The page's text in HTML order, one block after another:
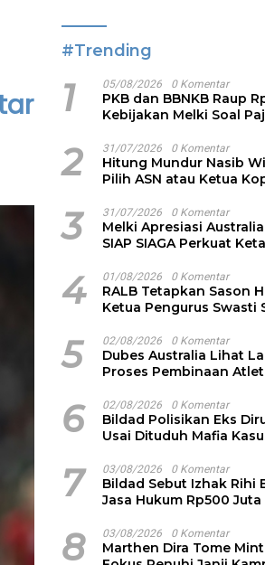
#Trending
1 05/08/2026 0 Komentar
PKB dan BBNKB Raup
Kebijakan Melki Soal
2 31/07/2026 0 Komentar
Hitung Mundur Nasib
Pilih ASN atau Ketua
3 31/07/2026 0 Komentar
Melki Apresiasi
SIAP SIAGA Perkuat
4 01/08/2026 0 Komentar
RALB Tetapkan Sason
Ketua Pengurus Swasti
5 02/08/2026 0 Komentar
Dubes Australia Lihat
Proses Pembinaan
6 02/08/2026 0 Komentar
Bildad Polisikan Eks
Usai Dituduh Mafia
7 03/08/2026 0 Komentar
Bildad Sebut Izhak Rihi
Jasa Hukum Rp500 Juta
8 03/08/2026 0 Komentar
Marthen Dira Tome